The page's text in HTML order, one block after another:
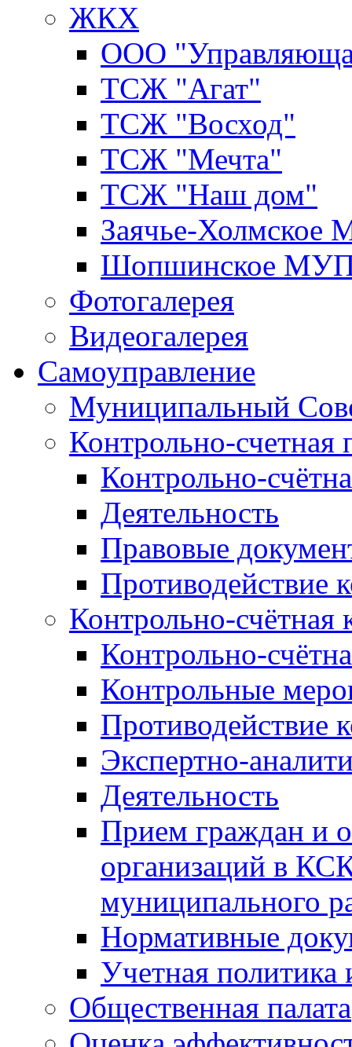
ЖКХ
ООО
ТСЖ "Агат"
ТСЖ "Восход"
ТСЖ "Мечта"
ТСЖ "Наш дом"
Заячье-
Шопшинское
Фотогалерея
Видеогалерея
Самоуправление
Муниципальный
Контрольно-счетная
Контрольно-
Деятельность
Правовые
Противодействие
Контрольно-счётная
Контрольно-
Контрольные
Противодействие
Экспертно-
Деятельность
Прием граждан и
организаций в
муниципального
Нормативные
Учетная политика
Общественная палата